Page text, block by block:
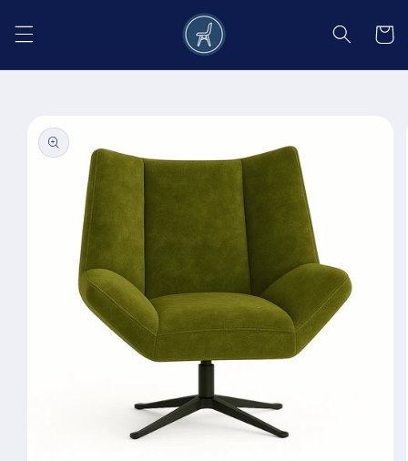
conținut
Coș
informațiile
despre
produs